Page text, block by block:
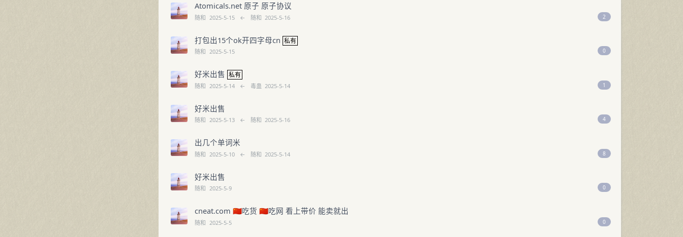
Atomicals.net 原子 原子协议
随和 2025-5-15 ← 随和 2025-5-16 2
打包出15个ok开四字母cn 私有
随和 2025-5-15 0
好米出售 私有
随和 2025-5-14 ← 毒蛊 2025-5-14 1
好米出售
随和 2025-5-13 ← 随和 2025-5-16 4
出几个单词米
随和 2025-5-10 ← 随和 2025-5-14 8
好米出售
随和 2025-5-9 0
cneat.com 🇨🇳吃货 🇨🇳吃网 看上带价 能卖就出
随和 2025-5-5 0